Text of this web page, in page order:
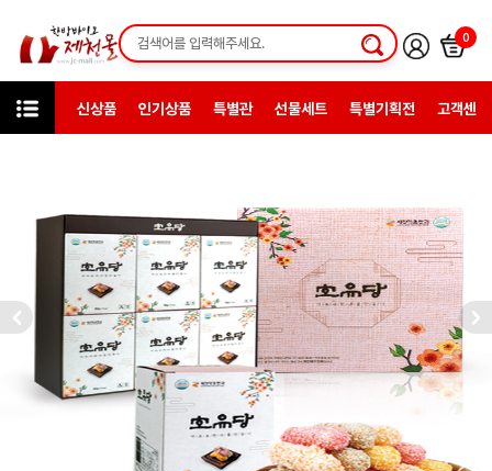
0
신상품 인기상품 특별관 선물세트 특별기획전 고객센터